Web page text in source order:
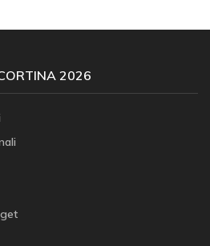
2026